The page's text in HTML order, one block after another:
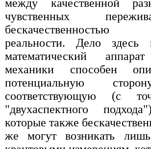
между качественной
чувственных
бескачественностью
реальности. Дело
математический
механики способен
потенциальную
соответствующую (с
"двухаспектного
которые также
же могут возникать